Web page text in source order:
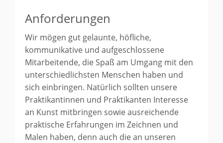
Anforderungen
Wir mögen gut gelaunte, höfliche,
kommunikative und aufgeschlossene
Mitarbeitende, die Spaß am Umgang mit den
unterschiedlichsten Menschen haben und
sich einbringen. Natürlich sollten unsere
Praktikantinnen und Praktikanten Interesse
an Kunst mitbringen sowie ausreichende
praktische Erfahrungen im Zeichnen und
Malen haben, denn auch die an unseren